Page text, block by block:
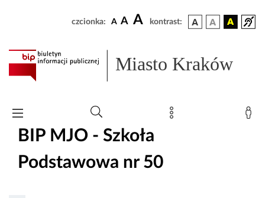
czcionka: A A A kontrast:
Miasto Kraków
BIP MJO - Szkoła
Podstawowa nr 50